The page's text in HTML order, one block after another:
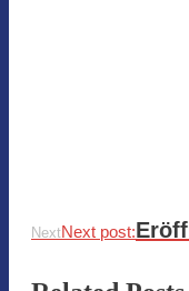
NextNext post: